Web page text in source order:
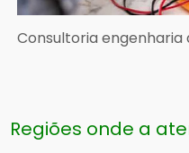
Consultoria
Regiões onde a